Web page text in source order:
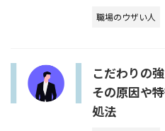
職場のウザい人
こだわりの
その原因や
処法